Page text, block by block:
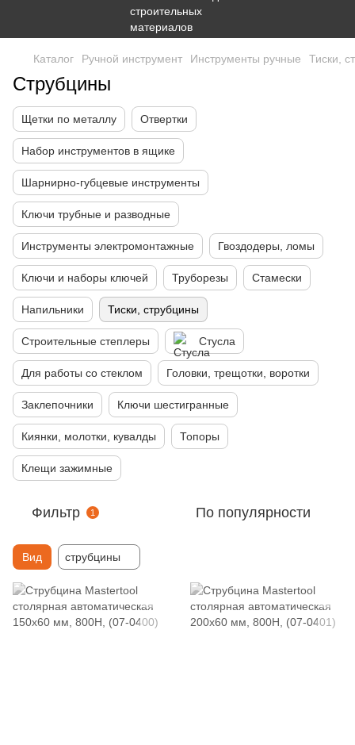
Каталог Ручной инструмент Инструменты ручные Тиски,
Струбцины
Щетки по металлу Отвертки
Набор инструментов в ящике
Шарнирно-губцевые инструменты
Ключи трубные и разводные
Инструменты электромонтажные Гвоздодеры, ломы
Ключи и наборы ключей Труборезы Стамески
Напильники Тиски, струбцины
Строительные степлеры Стусла
Для работы со стеклом Головки, трещотки, воротки
Заклепочники Ключи шестигранные
Киянки, молотки, кувалды Топоры
Клещи зажимные
Фильтр 1 По популярности
Вид струбцины